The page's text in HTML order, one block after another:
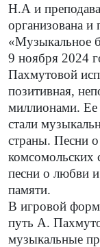
Н.А и
организована и
«Музыкальное
9 ноября 2024
Пахмутовой
позитивная,
миллионами. Ее
стали
страны. Песни о
комсомольских
песни о любви
памяти.
В игровой
путь А.
музыкальные